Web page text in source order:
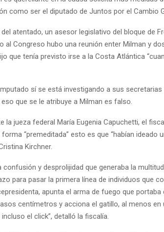
como ser el diputado de Juntos por el Cambio
atentado, un asesor legislativo del bloque de
al Congreso hubo una reunión enter Milman y
que tenía previsto irse a la Costa Atlántica
sí se está investigando a sus
que se le atribuye a Milman es falso.
la jueza federal María Eugenia Capuchetti, el
“premeditada” esto es que “habían ideado
Kirchner.
confusión y desprolijidad que generaba la
para pasar la primera línea de individuos que
apunta el arma de fuego que portaba
centímetros y acciona el gatillo, al menos en
el click”, detalló la fiscalía.